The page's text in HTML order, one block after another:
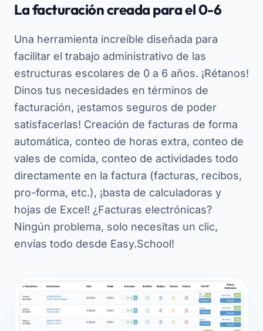
La facturación creada para el 0-6
Una herramienta increíble diseñada para
facilitar el trabajo administrativo de las
estructuras escolares de 0 a 6 años. ¡Rétanos!
Dinos tus necesidades en términos de
facturación, ¡estamos seguros de poder
satisfacerlas! Creación de facturas de forma
automática, conteo de horas extra, conteo de
vales de comida, conteo de actividades todo
directamente en la factura (facturas, recibos,
pro-forma, etc.), ¡basta de calculadoras y
hojas de Excel! ¿Facturas electrónicas?
Ningún problema, solo necesitas un clic,
envías todo desde Easy.School!